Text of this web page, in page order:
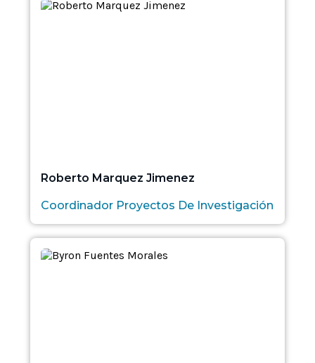
Roberto Marquez Jimenez
Coordinador Proyectos De Investigación